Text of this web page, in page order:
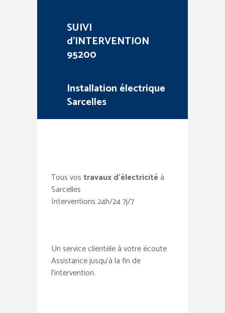
SUIVI
d’INTERVENTION
95200
Installation électrique
Sarcelles
Tous vos travaux d’électricitéà
Sarcelles
Interventions 24h/24 7j/7
Un service clientèle à votre écoute
Assistance jusqu’à la fin de
l’intervention.